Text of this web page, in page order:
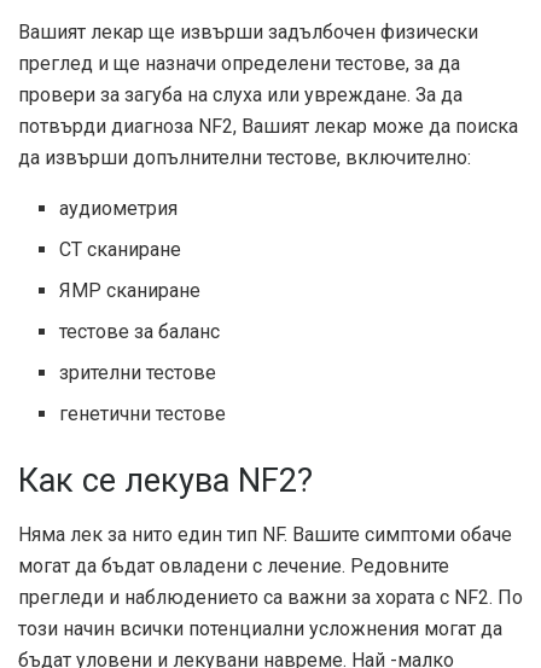
Вашият лекар ще извърши задълбочен физически
преглед и ще назначи определени тестове, за да
провери за загуба на слуха или увреждане. За да
потвърди диагноза NF2, Вашият лекар може да поиска
да извърши допълнителни тестове, включително:
аудиометрия
CT сканиране
ЯМР сканиране
тестове за баланс
зрителни тестове
генетични тестове
Как се лекува NF2?
Няма лек за нито един тип NF. Вашите симптоми обаче
могат да бъдат овладени с лечение. Редовните
прегледи и наблюдението са важни за хората с NF2. По
този начин всички потенциални усложнения могат да
бъдат уловени и лекувани навреме. Най -малко